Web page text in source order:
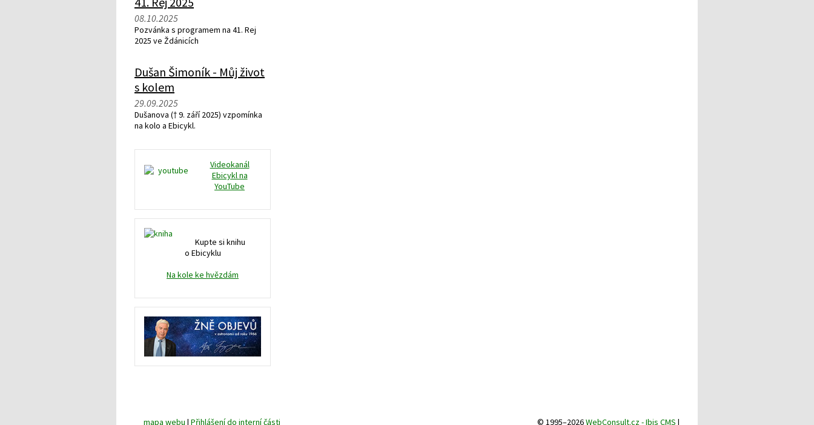
08.10.2025
Pozvánka s programem na 41. Rej
2025 ve Ždánicích
Dušan Šimoník - Můj život
s kolem
29.09.2025
Dušanova († 9. září 2025) vzpomínka
na kolo a Ebicykl.
Videokanál
Ebicykl na
YouTube
Kupte si knihu
o Ebicyklu
Na kole ke hvězdám
mapa webu | Přihlášení do interní části © 1995–2026WebConsult.cz - Ibis CMS |